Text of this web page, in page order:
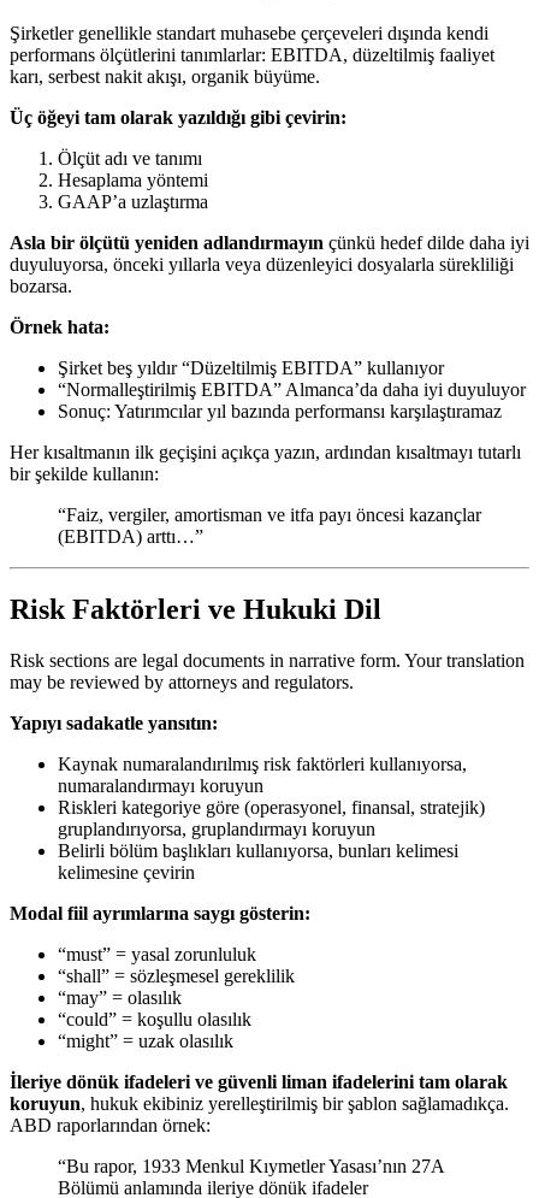
Şirketler genellikle standart muhasebe çerçeveleri dışında kendi
performans ölçütlerini tanımlarlar: EBITDA, düzeltilmiş faaliyet
karı, serbest nakit akışı, organik büyüme.
Üç öğeyi tam olarak yazıldığı gibi çevirin:
Ölçüt adı ve tanımı
Hesaplama yöntemi
GAAP’a uzlaştırma
Asla bir ölçütü yeniden adlandırmayın çünkü hedef dilde daha iyi
duyuluyorsa, önceki yıllarla veya düzenleyici dosyalarla sürekliliği
bozarsa.
Örnek hata:
Şirket beş yıldır “Düzeltilmiş EBITDA” kullanıyor
“Normalleştirilmiş EBITDA” Almanca’da daha iyi duyuluyor
Sonuç: Yatırımcılar yıl bazında performansı karşılaştıramaz
Her kısaltmanın ilk geçişini açıkça yazın, ardından kısaltmayı tutarlı
bir şekilde kullanın:
“Faiz, vergiler, amortisman ve itfa payı öncesi kazançlar
(EBITDA) arttı…”
Risk Faktörleri ve Hukuki Dil
Risk sections are legal documents in narrative form. Your translation
may be reviewed by attorneys and regulators.
Yapıyı sadakatle yansıtın:
Kaynak numaralandırılmış risk faktörleri kullanıyorsa,
numaralandırmayı koruyun
Riskleri kategoriye göre (operasyonel, finansal, stratejik)
gruplandırıyorsa, gruplandırmayı koruyun
Belirli bölüm başlıkları kullanıyorsa, bunları kelimesi
kelimesine çevirin
Modal fiil ayrımlarına saygı gösterin:
“must” = yasal zorunluluk
“shall” = sözleşmesel gereklilik
“may” = olasılık
“could” = koşullu olasılık
“might” = uzak olasılık
İleriye dönük ifadeleri ve güvenli liman ifadelerini tam olarak
koruyun, hukuk ekibiniz yerelleştirilmiş bir şablon sağlamadıkça.
ABD raporlarından örnek:
“Bu rapor, 1933 Menkul Kıymetler Yasası’nın 27A
Bölümü anlamında ileriye dönük ifadeler